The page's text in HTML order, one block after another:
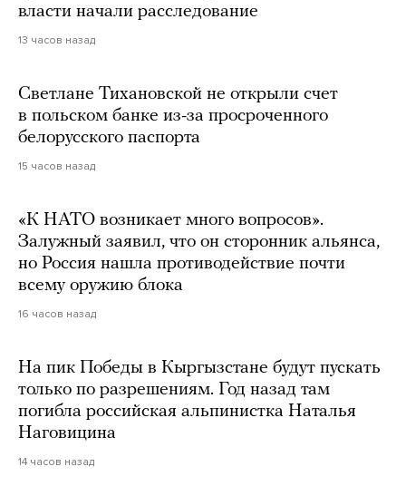
власти начали расследование
13 часов назад
Светлане Тихановской не открыли счет
в польском банке из-за просроченного
белорусского паспорта
15 часов назад
«К НАТО возникает много вопросов».
Залужный заявил, что он сторонник альянса,
но Россия нашла противодействие почти
всему оружию блока
16 часов назад
На пик Победы в Кыргызстане будут пускать
только по разрешениям. Год назад там
погибла российская альпинистка Наталья
Наговицина
14 часов назад